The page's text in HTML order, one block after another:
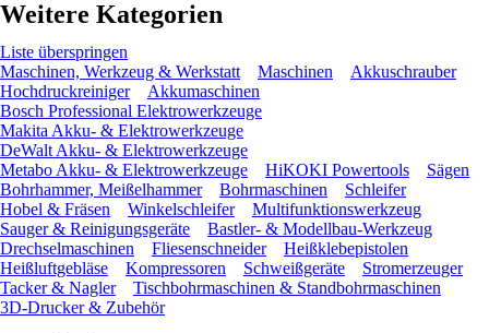
Weitere Kategorien
Liste überspringen
Maschinen, Werkzeug & Werkstatt
Maschinen
Akkuschrauber
Hochdruckreiniger
Akkumaschinen
Bosch Professional Elektrowerkzeuge
Makita Akku- & Elektrowerkzeuge
DeWalt Akku- & Elektrowerkzeuge
Metabo Akku- & Elektrowerkzeuge
HiKOKI Powertools
Sägen
Bohrhammer, Meißelhammer
Bohrmaschinen
Schleifer
Hobel & Fräsen
Winkelschleifer
Multifunktionswerkzeug
Sauger & Reinigungsgeräte
Bastler- & Modellbau-Werkzeug
Drechselmaschinen
Fliesenschneider
Heißklebepistolen
Heißluftgebläse
Kompressoren Schweißgeräte
Stromerzeuger
Tacker & Nagler
Tischbohrmaschinen & Standbohrmaschinen
3D-Drucker & Zubehör